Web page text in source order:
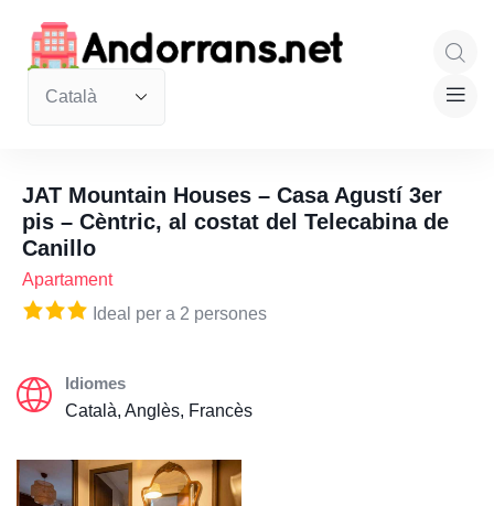
JAT Mountain Houses – Casa Agustí 3er
pis – Cèntric, al costat del Telecabina de
Canillo
Apartament
Ideal per a 2 persones
Idiomes
Català, Anglès, Francès